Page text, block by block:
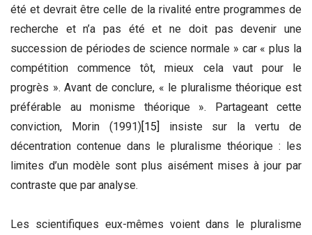
été et devrait être celle de la rivalité entre programmes de
recherche et n’a pas été et ne doit pas devenir une
succession de périodes de science normale » car « plus la
compétition commence tôt, mieux cela vaut pour le
progrès ». Avant de conclure, « le pluralisme théorique est
préférable au monisme théorique ». Partageant cette
conviction, Morin (1991)[15]
insiste sur la vertu de
décentration contenue dans le pluralisme théorique : les
limites d’un modèle sont plus aisément mises à jour par
contraste que par analyse.
Les scientifiques eux-mêmes voient dans le pluralisme